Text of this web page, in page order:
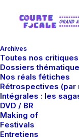
Archives
Toutes nos
Dossiers
Nos réals fétiches
Rétrospectives (par
Intégrales : les
DVD / BR
Making of
Festivals
Entretiens